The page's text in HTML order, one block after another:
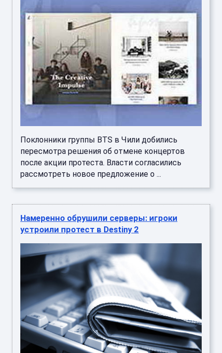
Поклонники группы BTS в Чили добились
пересмотра решения об отмене концертов
после акции протеста. Власти согласились
рассмотреть новое предложение о ...
Намеренно обрушили серверы: игроки
устроили протест в Destiny 2